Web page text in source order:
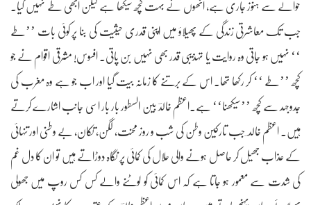
حوالے سے ہنوز جاری ہے، انھوں نے بہت کچھ سیکھا ہے لیکن ابھی طے نہیں کیا۔
جب تک معاشرتی زندگی کے پھیلاؤ میں اپنی قدری حیثیت کی بنا پر کوئی بات ’’طے
‘‘ نہیں ہو جاتی وہ روایت یا تہذیبی قدر بھی نہیں بن پاتی۔ افسوس! مشرقی اقوام نے جو
کچھ ’’طے ‘‘ کر رکھا تھا۔ اس کے برتنے کا زمانہ بیت گیا اور اب جو ہے وہ مغرب کی
جدوجہد سے کچھ ’’سیکھنا‘‘ ہے۔اعظم خالدؔ بین السطور بار بار اسی جانب اشارے کرتے
ہیں۔ اعظم خالد ؔ جب تارکین وطن کی شب و روز محنت، لگن، تکان، بے وطنی اور تنہائی
کے عذاب جھیل کر حاصل ہونے والی حلال کی کمائی پر نگاہ دوڑاتے ہیں تو ان کا دل غم
کی شدت سے معمور ہو جاتا ہے کہ اس کمائی کو لوٹنے والے کس کس روپ میں جھولی